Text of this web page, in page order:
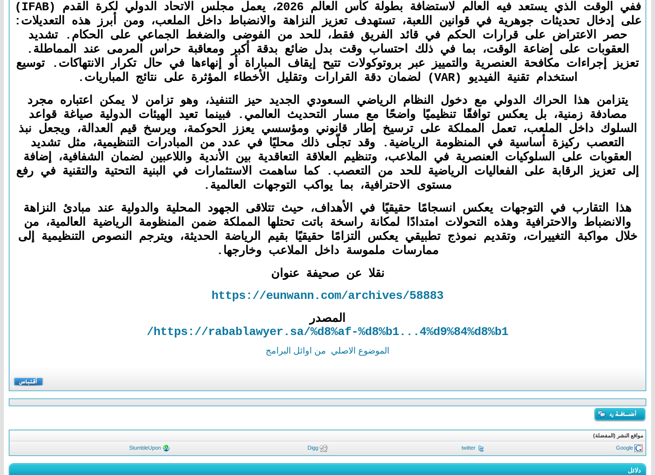
ففي الوقت الذي يستعد فيه العالم لاستضافة بطولة كأس العالم 2026، يعمل مجلس الاتحاد الدولي لكرة القدم (IFAB)
على إدخال تحديثات جوهرية في قوانين اللعبة، تستهدف تعزيز النزاهة والانضباط داخل الملعب، ومن أبرز هذه التعديلات:
حصر الاعتراض على قرارات الحكم في قائد الفريق فقط، للحد من الفوضى والضغط الجماعي على الحكام. تشديد
العقوبات على إضاعة الوقت، بما في ذلك احتساب وقت بدل ضائع بدقة أكبر ومعاقبة حراس المرمى عند المماطلة.
تعزيز إجراءات مكافحة العنصرية والتمييز عبر بروتوكولات تتيح إيقاف المباراة أو إنهاءها في حال تكرار الانتهاكات. توسيع
استخدام تقنية الفيديو (VAR) لضمان دقة القرارات وتقليل الأخطاء المؤثرة على نتائج المباريات.
يتزامن هذا الحراك الدولي مع دخول النظام الرياضي السعودي الجديد حيز التنفيذ، وهو تزامن لا يمكن اعتباره مجرد
مصادفة زمنية، بل يعكس توافقًا تنظيميًا واضحًا مع مسار التحديث العالمي. فبينما تعيد الهيئات الدولية صياغة قواعد
السلوك داخل الملعب، تعمل المملكة على ترسيخ إطار قانوني ومؤسسي يعزز الحوكمة، ويرسخ قيم العدالة، ويجعل نبذ
التعصب ركيزة أساسية في المنظومة الرياضية. وقد تجلّى ذلك محليًا في عدد من المبادرات التنظيمية، مثل تشديد
العقوبات على السلوكيات العنصرية في الملاعب، وتنظيم العلاقة التعاقدية بين الأندية واللاعبين لضمان الشفافية، إضافة
إلى تعزيز الرقابة على الفعاليات الرياضية للحد من التعصب. كما ساهمت الاستثمارات في البنية التحتية والتقنية في رفع
مستوى الاحترافية، بما يواكب التوجهات العالمية.
هذا التقارب في التوجهات يعكس انسجامًا حقيقيًا في الأهداف، حيث تتلاقى الجهود المحلية والدولية عند مبادئ النزاهة
والانضباط والاحترافية وهذه التحولات امتدادًا لمكانة راسخة باتت تحتلها المملكة ضمن المنظومة الرياضية العالمية، من
خلال مواكبة التغييرات، وتقديم نموذج تطبيقي يعكس التزامًا حقيقيًا بقيم الرياضة الحديثة، ويترجم النصوص التنظيمية إلى
ممارسات ملموسة داخل الملاعب وخارجها.
نقلا عن صحيفة عنوان
https://eunwann.com/archives/58883
المصدر
https://rabablawyer.sa/%d8%af-%d8%b1...4%d9%84%d8%b1/
الموضوع الاصلي من اوائل البرامج
مواقع النشر (المفضلة)
Google
twitter
Digg
StumbleUpon
دلائل